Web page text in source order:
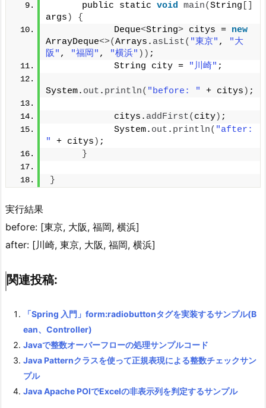
      public static
void main(String
args )
{
            Deque
<String> citys = new
ArrayDeque<>(Arrays. asList( "東京" ,
"大
阪" , "福岡" , "横浜" )) ;
            String city =
"川崎" ;
System. out . println( "before: " + citys ) ;
            citys.
addFirst( city) ;
            System.
out . println( "after:
"
+ citys ) ;
}
}
実行結果
before: [東京, 大阪, 福岡, 横浜]
after: [川崎, 東京, 大阪, 福岡, 横浜]
関連投稿:
「Spring 入門」form:radiobuttonタグを実装するサンプル(B
ean、Controller)
Javaで整数オーバーフローの処理サンプルコード
Java Patternクラスを使って正規表現による整数チェックサン
プル
Java Apache POIでExcelの非表示列を判定するサンプル